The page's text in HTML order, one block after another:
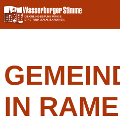
Skip
to
content
IN